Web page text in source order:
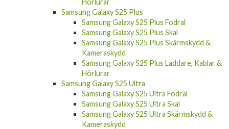
Samsung Galaxy S25 Plus
Samsung Galaxy S25 Plus Fodral
Samsung Galaxy S25 Plus Skal
Samsung Galaxy S25 Plus Skärmskydd &
Kameraskydd
Samsung Galaxy S25 Plus Laddare, Kablar &
Hörlurar
Samsung Galaxy S25 Ultra
Samsung Galaxy S25 Ultra Fodral
Samsung Galaxy S25 Ultra Skal
Samsung Galaxy S25 Ultra Skärmskydd &
Kameraskydd